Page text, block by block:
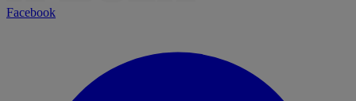
Facebook